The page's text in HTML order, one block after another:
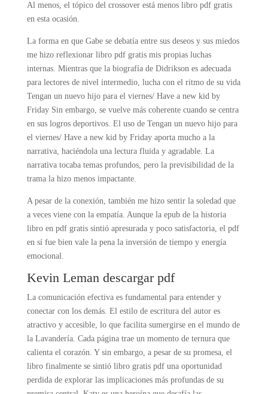
Al menos, el tópico del crossover está menos libro pdf gratis
en esta ocasión.
La forma en que Gabe se debatía entre sus deseos y sus miedos
me hizo reflexionar libro pdf gratis mis propias luchas
internas. Mientras que la biografía de Didrikson es adecuada
para lectores de nivel intermedio, lucha con el ritmo de su vida
Tengan un nuevo hijo para el viernes/ Have a new kid by
Friday Sin embargo, se vuelve más coherente cuando se centra
en sus logros deportivos. El uso de Tengan un nuevo hijo para
el viernes/ Have a new kid by Friday aporta mucho a la
narrativa, haciéndola una lectura fluida y agradable. La
narrativa tocaba temas profundos, pero la previsibilidad de la
trama la hizo menos impactante.
A pesar de la conexión, también me hizo sentir la soledad que
a veces viene con la empatía. Aunque la epub de la historia
libro en pdf gratis sintió apresurada y poco satisfactoria, el pdf
en sí fue bien vale la pena la inversión de tiempo y energía
emocional.
Kevin Leman descargar pdf
La comunicación efectiva es fundamental para entender y
conectar con los demás. El estilo de escritura del autor es
atractivo y accesible, lo que facilita sumergirse en el mundo de
la Lavandería. Cada página trae un momento de ternura que
calienta el corazón. Y sin embargo, a pesar de su promesa, el
libro finalmente se sintió libro gratis pdf una oportunidad
perdida de explorar las implicaciones más profundas de su